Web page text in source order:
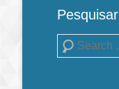
Pesquisar
Pesquisa